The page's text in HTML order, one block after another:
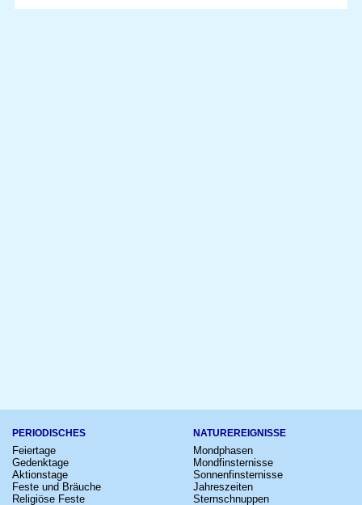
PERIODISCHES
Feiertage
Gedenktage
Aktionstage
Feste und Bräuche
Religiöse Feste
NATUREREIGNISSE
Mondphasen
Mondfinsternisse
Sonnenfinsternisse
Jahreszeiten
Sternschnuppen